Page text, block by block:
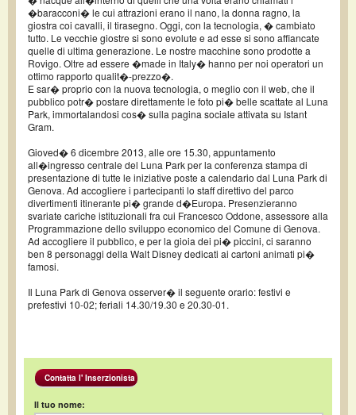
�baracconi� le cui attrazioni erano il nano, la donna ragno, la
giostra coi cavalli, il tirasegno. Oggi, con la tecnologia, � cambiato
tutto. Le vecchie giostre si sono evolute e ad esse si sono affiancate
quelle di ultima generazione. Le nostre macchine sono prodotte a
Rovigo. Oltre ad essere �made in Italy� hanno per noi operatori un
ottimo rapporto qualit�-prezzo�.
E sar� proprio con la nuova tecnologia, o meglio con il web, che il
pubblico potr� postare direttamente le foto pi� belle scattate al Luna
Park, immortalandosi cos� sulla pagina sociale attivata su Istant
Gram.
Gioved� 6 dicembre 2013, alle ore 15.30, appuntamento
all�ingresso centrale del Luna Park per la conferenza stampa di
presentazione di tutte le iniziative poste a calendario dal Luna Park di
Genova. Ad accogliere i partecipanti lo staff direttivo del parco
divertimenti itinerante pi� grande d�Europa. Presenzieranno
svariate cariche istituzionali fra cui Francesco Oddone, assessore alla
Programmazione dello sviluppo economico del Comune di Genova.
Ad accogliere il pubblico, e per la gioia dei pi� piccini, ci saranno
ben 8 personaggi della Walt Disney dedicati ai cartoni animati pi�
famosi.
Il Luna Park di Genova osserver� il seguente orario: festivi e
prefestivi 10-02; feriali 14.30/19.30 e 20.30-01.
Contatta l' Inserzionista
Il tuo nome: